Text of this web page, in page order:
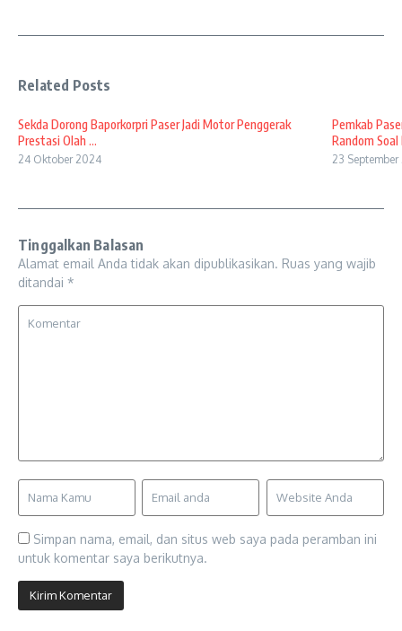
Related Posts
Sekda Dorong Baporkorpri Paser Jadi Motor Penggerak
Prestasi Olah ...
24 Oktober 2024
Pemkab
Random Soal
23
Tinggalkan Balasan
Alamat email Anda tidak akan dipublikasikan. Ruas yang wajib
ditandai *
Simpan nama, email, dan situs web saya pada peramban ini
untuk komentar saya berikutnya.